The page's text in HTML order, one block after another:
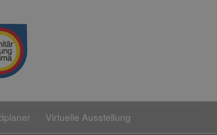
Virtuelle Ausstellung